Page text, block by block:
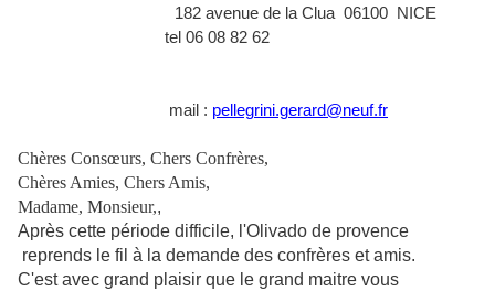
de la Clua 06100 NICE
06 08 82 62
: pellegrini.gerard@neuf.fr
Chères Consœurs, Chers Confrères,
Chères Amies, Chers Amis,
Madame, Monsieur,,
Après cette période difficile, l'Olivado de provence
reprends le fil à la demande des confrères et amis.
C'est avec grand plaisir que le grand maitre vous